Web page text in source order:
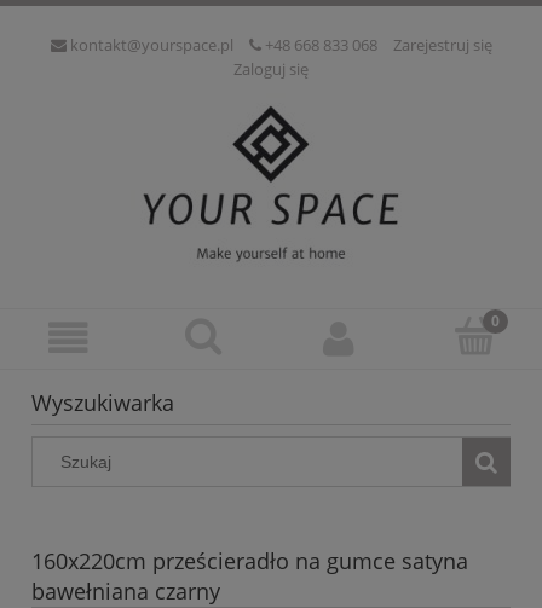
kontakt@yourspace.pl +48 668 833 068
Zarejestruj się
Zaloguj się
Wyszukiwarka
160x220cm prześcieradło na gumce satyna
bawełniana czarny